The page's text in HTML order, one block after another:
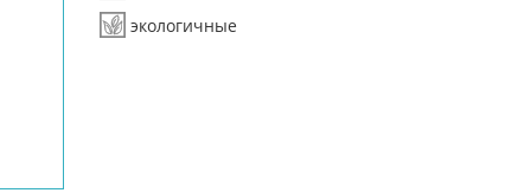
экологичные